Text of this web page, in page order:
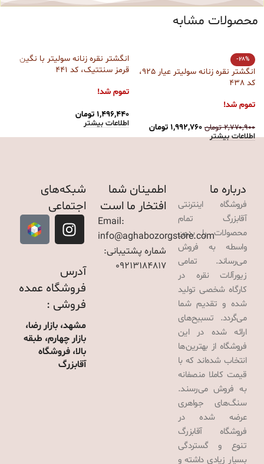
محصولات مشابه
-28%
انگشتر نقره زنانه سولیتر عیار 925،
کد 438
تموم شد!
۲,۷۷۰,۹۰۰ تومان ۱,۹۹۲,۷۶۰ تومان
اطلاعات بیشتر
انگشتر نقره زنانه سولیتر با نگین
قرمز سنتتیک، کد 441
تموم شد!
۱,۴۹۶,۴۴۰ تومان
اطلاعات بیشتر
درباره ما
فروشگاه اینترنتی
آقابزرگ تمام
محصولات را بدون
واسطه به فروش
می‌رساند. تمامی
زیورآلات نقره در
کارگاه شخصی تولید
شده و تقدیم شما
می‌گردد. تسبیح‌های
ارائه شده در این
فروشگاه از بهترین‌ها
انتخاب شده‌اند که با
قیمت کاملا منصفانه
به فروش می‌رسند.
سنگ‌های جواهری
عرضه شده در
فروشگاه آقابزرگ
تنوع و گستردگی
بسیار زیادی داشته و
اطمینان شما
افتخار ما است
Email:
info@aghabozorgstore.com
شماره پشتیبانی:
09213184817
شبکه‌های
اجتماعی
آدرس
فروشگاه عمده
فروشی :
مشهد، بازار رضا،
بازار چهارم، طبقه
بالا، فروشگاه
آقابزرگ